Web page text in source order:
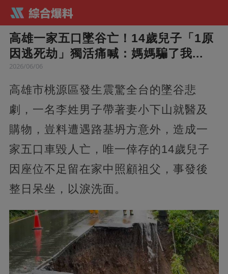
高雄一家五口墜谷亡！14歲兒子「1原
因逃死劫」獨活痛喊：媽媽騙了我...
2026/06/06
高雄市桃源區發生震驚全台的墜谷悲
劇，一名李姓男子帶著妻小下山就醫及
購物，豈料遭遇路基坍方意外，造成一
家五口車毀人亡，唯一倖存的14歲兒子
因座位不足留在家中照顧祖父，事發後
整日呆坐，以淚洗面。